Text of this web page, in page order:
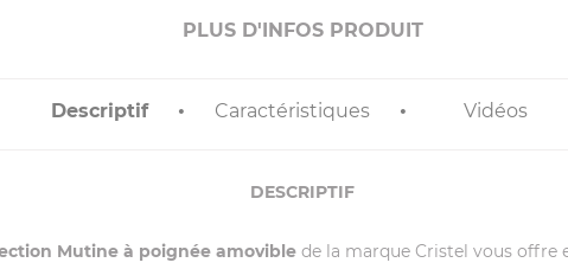
PLUS D'INFOS PRODUIT
Descriptif Caractéristiques Vidéos
DESCRIPTIF
Mutine à poignée amovible de la marque Cristel vous